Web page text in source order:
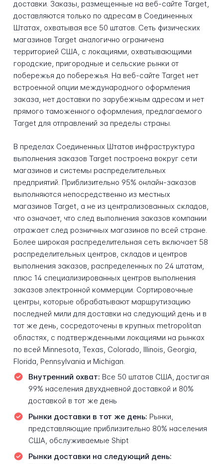
доставки. Заказы, размещенные на веб-сайте Target,
доставляются только по адресам в Соединенных
Штатах, охватывая все 50 штатов. Сеть физических
магазинов Target аналогично ограничена
территорией США, с локациями, охватывающими
городские, пригородные и сельские рынки от
побережья до побережья. На веб-сайте Target нет
встроенной опции международного оформления
заказа, нет доставки по зарубежным адресам и нет
прямого таможенного оформления, предлагаемого
Target для отправлений за пределы страны.
В пределах Соединенных Штатов инфраструктура
выполнения заказов Target построена вокруг сети
магазинов и системы распределительных
предприятий. Приблизительно 95% онлайн-заказов
выполняются непосредственно из местных
магазинов Target, а не из централизованных складов,
что означает, что след выполнения заказов компании
отражает след розничных магазинов по всей стране.
Более широкая распределительная сеть включает 58
распределительных центров, складов и центров
выполнения заказов, распределенных по 24 штатам,
плюс 14 специализированных центров выполнения
заказов электронной коммерции. Сортировочные
центры, которые обрабатывают маршрутизацию
последней мили для доставки на следующий день и в
тот же день, сосредоточены в крупных metropolitan
областях, с подтвержденными локациями на рынках
по всей Minnesota, Texas, Colorado, Illinois, Georgia,
Florida, Pennsylvania и Michigan.
Внутренний охват: Все 50 штатов США, достигая
99% населения двухдневной доставкой и 80%
доставкой в тот же день
Рынки доставки в тот же день: Рынки,
представляющие приблизительно 80% населения
США, обслуживаемые Shipt
Рынки доставки на следующий день: